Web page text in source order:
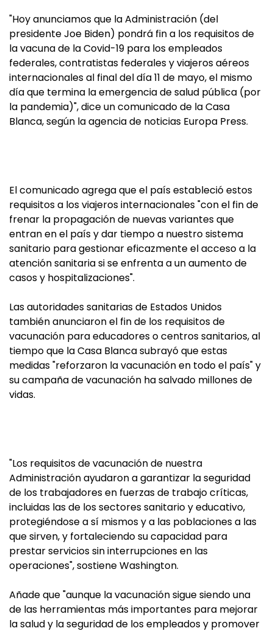
"Hoy anunciamos que la Administración (del
presidente Joe Biden) pondrá fin a los requisitos de
la vacuna de la Covid-19 para los empleados
federales, contratistas federales y viajeros aéreos
internacionales al final del día 11 de mayo, el mismo
día que termina la emergencia de salud pública (por
la pandemia)", dice un comunicado de la Casa
Blanca, según la agencia de noticias Europa Press.
El comunicado agrega que el país estableció estos
requisitos a los viajeros internacionales "con el fin de
frenar la propagación de nuevas variantes que
entran en el país y dar tiempo a nuestro sistema
sanitario para gestionar eficazmente el acceso a la
atención sanitaria si se enfrenta a un aumento de
casos y hospitalizaciones".
Las autoridades sanitarias de Estados Unidos
también anunciaron el fin de los requisitos de
vacunación para educadores o centros sanitarios, al
tiempo que la Casa Blanca subrayó que estas
medidas "reforzaron la vacunación en todo el país" y
su campaña de vacunación ha salvado millones de
vidas.
"Los requisitos de vacunación de nuestra
Administración ayudaron a garantizar la seguridad
de los trabajadores en fuerzas de trabajo críticas,
incluidas las de los sectores sanitario y educativo,
protegiéndose a sí mismos y a las poblaciones a las
que sirven, y fortaleciendo su capacidad para
prestar servicios sin interrupciones en las
operaciones", sostiene Washington.
Añade que "aunque la vacunación sigue siendo una
de las herramientas más importantes para mejorar
la salud y la seguridad de los empleados y promover